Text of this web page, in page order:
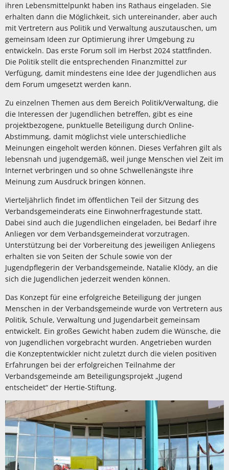
ihren Lebensmittelpunkt haben ins Rathaus eingeladen. Sie
erhalten dann die Möglichkeit, sich untereinander, aber auch
mit Vertretern aus Politik und Verwaltung auszutauschen, um
gemeinsam Ideen zur Optimierung ihrer Umgebung zu
entwickeln. Das erste Forum soll im Herbst 2024 stattfinden.
Die Politik stellt die entsprechenden Finanzmittel zur
Verfügung, damit mindestens eine Idee der Jugendlichen aus
dem Forum umgesetzt werden kann.
Zu einzelnen Themen aus dem Bereich Politik/Verwaltung, die
die Interessen der Jugendlichen betreffen, gibt es eine
projektbezogene, punktuelle Beteiligung durch Online-
Abstimmung, damit möglichst viele unterschiedliche
Meinungen eingeholt werden können. Dieses Verfahren gilt als
lebensnah und jugendgemäß, weil junge Menschen viel Zeit im
Internet verbringen und so ohne Schwellenängste ihre
Meinung zum Ausdruck bringen können.
Vierteljährlich findet im öffentlichen Teil der Sitzung des
Verbandsgemeinderats eine Einwohnerfragestunde statt.
Dabei sind auch die Jugendlichen eingeladen, bei Bedarf ihre
Anliegen vor dem Verbandsgemeinderat vorzutragen.
Unterstützung bei der Vorbereitung des jeweiligen Anliegens
erhalten sie von Seiten der Schule sowie von der
Jugendpflegerin der Verbandsgemeinde, Natalie Klödy, an die
sich die Jugendlichen jederzeit wenden können.
Das Konzept für eine erfolgreiche Beteiligung der jungen
Menschen in der Verbandsgemeinde wurde von Vertretern aus
Politik, Schule, Verwaltung und Jugendarbeit gemeinsam
entwickelt. Ein großes Gewicht haben zudem die Wünsche, die
von Jugendlichen vorgebracht wurden. Angetrieben wurden
die Konzeptentwickler nicht zuletzt durch die vielen positiven
Erfahrungen bei der erfolgreichen Teilnahme der
Verbandsgemeinde am Beteiligungsprojekt „Jugend
entscheidet“ der Hertie-Stiftung.